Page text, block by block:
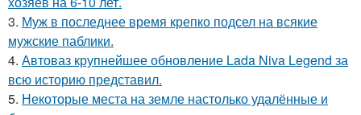
3. Муж в последнее время крепко подсел на всякие
мужские паблики.
4. Автоваз крупнейшее обновление Lada Niva Legend за
всю историю представил.
5. Некоторые места на земле настолько удалённые и